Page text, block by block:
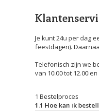
Je kunt 24u per dag
feestdagen).
Telefonisch zijn we
van 10.00 tot 12.00
1 Bestelproces
1.1 Hoe kan ik